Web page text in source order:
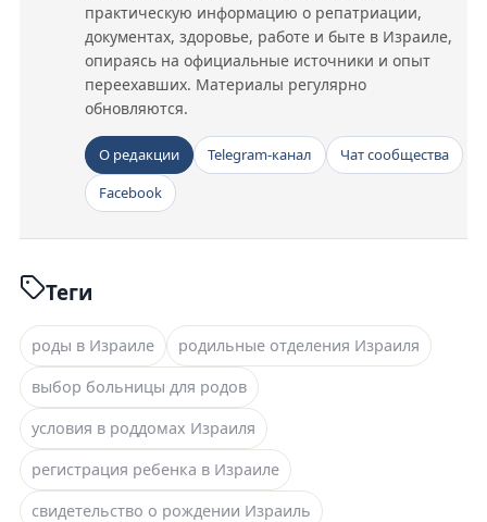
практическую информацию о репатриации,
документах, здоровье, работе и быте в Израиле,
опираясь на официальные источники и опыт
переехавших. Материалы регулярно
обновляются.
О редакции Telegram-канал
Чат сообщества
Facebook
Теги
роды в Израиле
родильные отделения Израиля
выбор больницы для родов
условия в роддомах Израиля
регистрация ребенка в Израиле
свидетельство о рождении Израиль